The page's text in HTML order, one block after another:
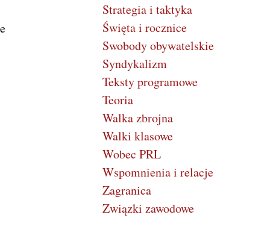
Strategia i taktyka
Święta i rocznice
Swobody obywatelskie
Syndykalizm
Teksty programowe
Teoria
Walka zbrojna
Walki klasowe
Wobec PRL
Wspomnienia i relacje
Zagranica
Związki zawodowe